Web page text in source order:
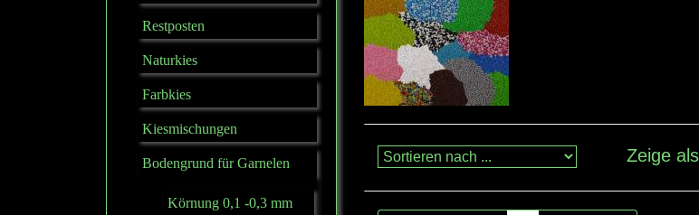
Zeige
Restposten
Naturkies
Farbkies
Kiesmischungen
Bodengrund für Garnelen
Körnung 0,1 -0,3 mm